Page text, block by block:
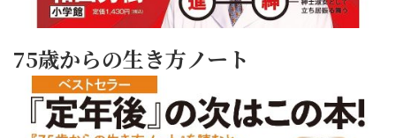
75歳からの生き方ノート